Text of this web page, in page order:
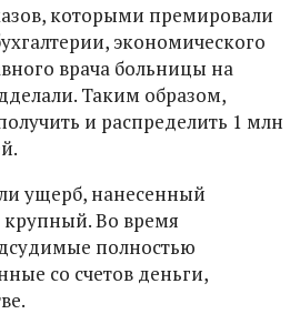
которыми премировали
экономического
врача больницы на
Таким образом,
и распределить 1 млн
ущерб, нанесенный
крупный. Во время
полностью
со счетов деньги,